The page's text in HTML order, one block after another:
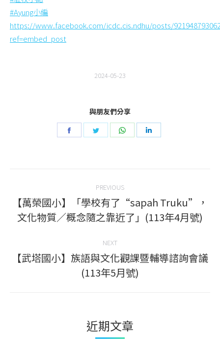
#Ayung小編
https://www.facebook.com/icdc.cis.ndhu/posts/
ref=embed_post
2024-05-23
與朋友們分享
Share
Share
Share
navigation
PREVIOUS
Previous
post:
【萬榮國小】「學校有了“sapah Truku”，
文化物質／概念隨之靠近了」(113年4月號)
NEXT
Next
post:
【武塔國小】族語與文化觀課暨輔導諮詢會議
(113年5月號)
近期文章